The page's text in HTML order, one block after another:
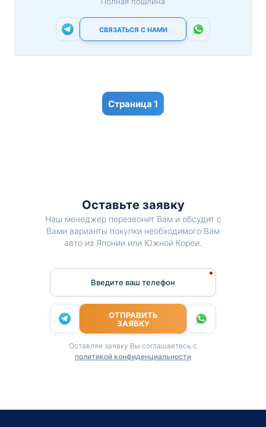
СВЯЗАТЬСЯ С НАМИ
1
Оставьте заявку
Наш менеджер перезвонит Вам и обсудит с
Вами варианты покупки необходимого Вам
авто из Японии или Южной Кореи.
Введите ваш телефон
ОТПРАВИТЬ
ЗАЯВКУ
Оставляя заявку Вы соглашаетесь с
политикой конфиденциальности